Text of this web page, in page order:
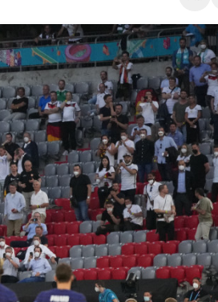
Klein
Standaard
Groot
Kopieer link